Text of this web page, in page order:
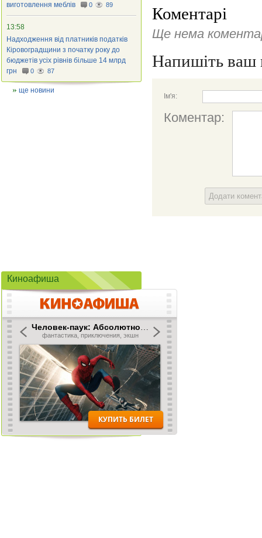
Коментарі
Ще нема
Напишіть ваш
Ім'я:
Коментар:
Додати
виготовлення меблів
0 89
13:58
Надходження від платників податків
Кіровоградщини з початку року до
бюджетів усіх рівнів більше 14 млрд
грн
0 87
ще новини
Киноафиша